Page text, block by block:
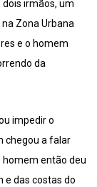
dois irmãos, um
Zona Urbana
e o homem
da
impedir o
chegou a falar
homem então deu
e das costas do